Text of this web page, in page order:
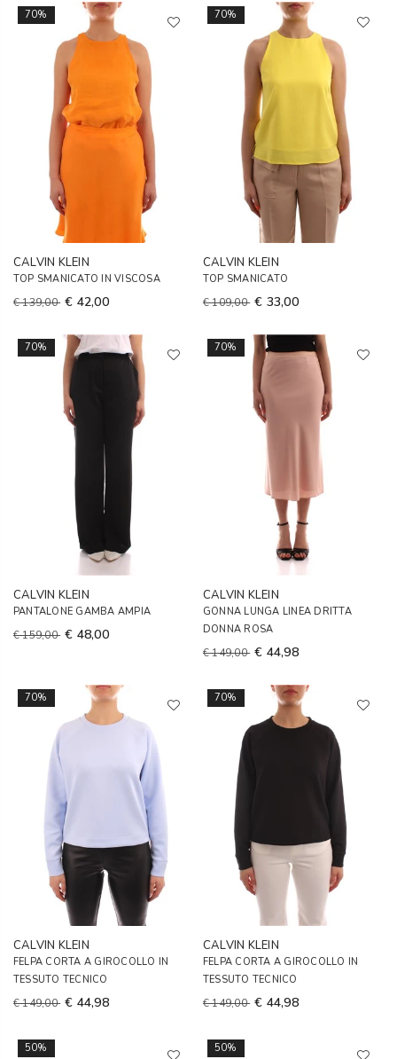
70%
CALVIN KLEIN
TOP SMANICATO IN VISCOSA
€ 139,00 € 42,00
70%
CALVIN KLEIN
TOP SMANICATO
€ 109,00 € 33,00
70%
CALVIN KLEIN
PANTALONE GAMBA AMPIA
€ 159,00 € 48,00
70%
CALVIN KLEIN
GONNA LUNGA LINEA DRITTA
DONNA ROSA
€ 149,00 € 44,98
70%
CALVIN KLEIN
FELPA CORTA A GIROCOLLO IN
TESSUTO TECNICO
€ 149,00 € 44,98
70%
CALVIN KLEIN
FELPA CORTA A GIROCOLLO IN
TESSUTO TECNICO
€ 149,00 € 44,98
50% 50%